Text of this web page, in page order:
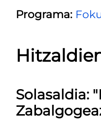
Programa:
Solasaldia: